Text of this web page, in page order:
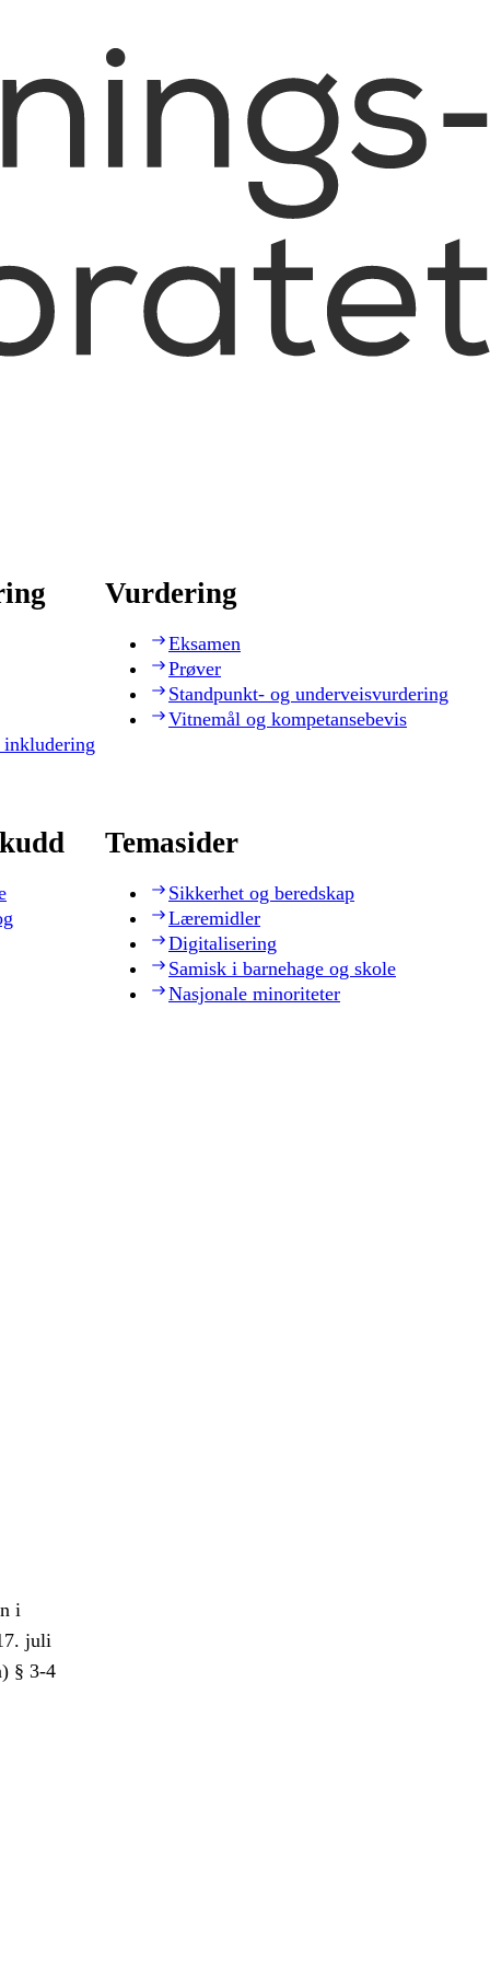
Vurdering
Eksamen
Prøver
Standpunkt- og underveisvurdering
Vitnemål og kompetansebevis
Temasider
Sikkerhet og beredskap
Læremidler
Digitalisering
Samisk i barnehage og skole
Nasjonale minoriteter
i
juli
§ 3-4